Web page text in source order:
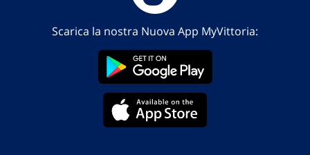
Scarica la nostra Nuova App MyVittoria: